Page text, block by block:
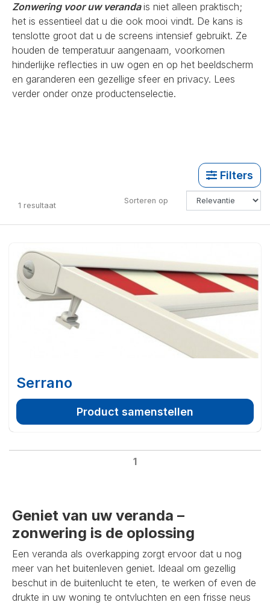
Zonwering voor uw verandais niet alleen praktisch;
het is essentieel dat u die ook mooi vindt. De kans is
tenslotte groot dat u de screens intensief gebruikt. Ze
houden de temperatuur aangenaam, voorkomen
hinderlijke reflecties in uw ogen en op het beeldscherm
en garanderen een gezellige sfeer en privacy. Lees
verder onder onze productenselectie.
Filters
1 resultaat Sorteren op
Serrano
Product samenstellen
1
Geniet van uw veranda –
zonwering is de oplossing
Een veranda als overkapping zorgt ervoor dat u nog
meer van het buitenleven geniet. Ideaal om gezellig
beschut in de buitenlucht te eten, te werken of even de
drukte in uw woning te ontvluchten en een frisse neus